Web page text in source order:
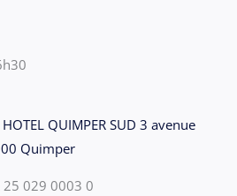
HOTEL QUIMPER SUD 3 avenue
Quimper
25 029 0003 0